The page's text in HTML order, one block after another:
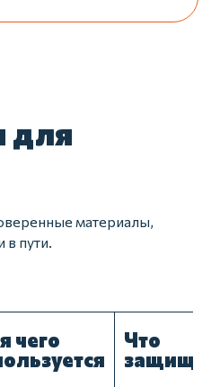
для
материалы,
пути.
чего
Что